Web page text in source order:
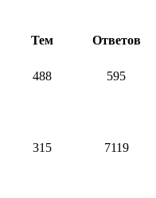
Тем Ответов
488 595
315 7119